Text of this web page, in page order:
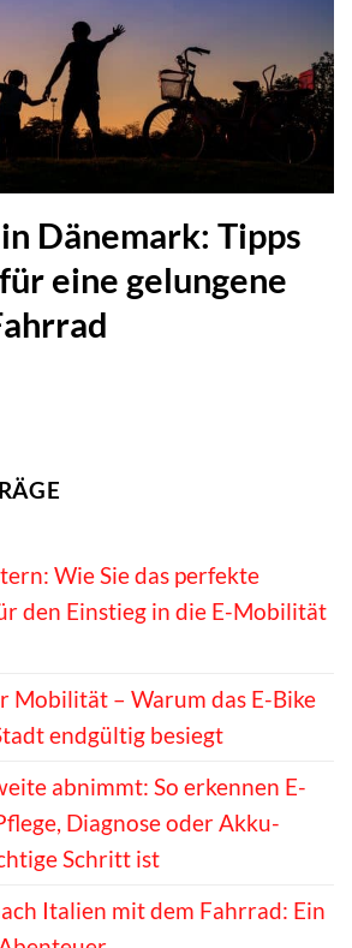
Dänemark: Tipps
eine gelungene
Wie Sie das perfekte
den Einstieg in die E-Mobilität
Mobilität – Warum das E-Bike
endgültig besiegt
abnimmt: So erkennen E-
Diagnose oder Akku-
Schritt ist
Italien mit dem Fahrrad: Ein